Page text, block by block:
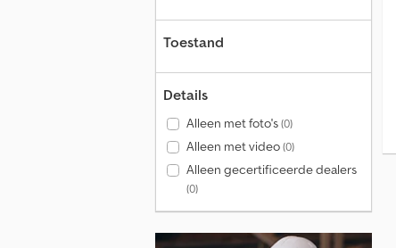
Toestand
Details
Alleen met foto's(0)
Alleen met video(0)
Alleen gecertificeerde dealers
(0)